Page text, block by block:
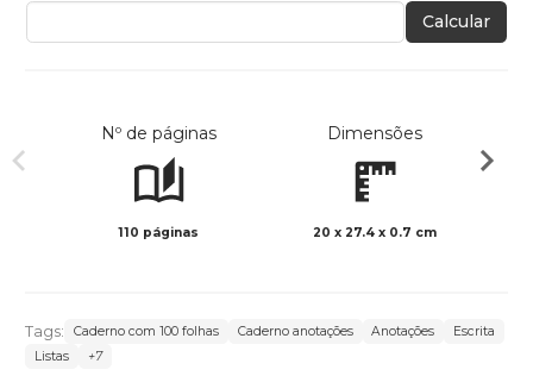
Calcular
Nº de páginas
110 páginas
Dimensões
20 x 27.4 x 0.7 cm
Tags: Caderno com 100 folhas Caderno anotações Anotações
Escrita
Listas
+7